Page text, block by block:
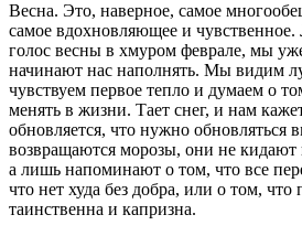
Весна. Это, наверное, самое
самое вдохновляющее и
голос весны в хмуром феврале, мы
начинают нас наполнять. Мы видим
чувствуем первое тепло и думаем о
менять в жизни. Тает снег, и нам
обновляется, что нужно обновляться
возвращаются морозы, они не кидают
а лишь напоминают о том, что все
что нет худа без добра, или о том,
таинственна и капризна.